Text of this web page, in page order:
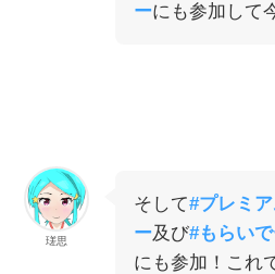
ーにも参加して
瑳思
そして#プレミ
ー及び#もらい
にも参加！これ